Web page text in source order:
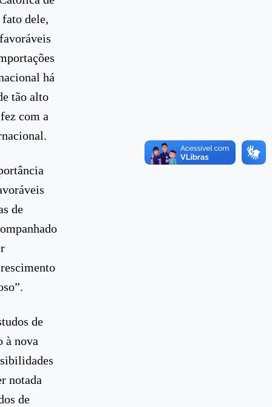
dele,
há
tão alto
com a
de
de
à nova
notada
de